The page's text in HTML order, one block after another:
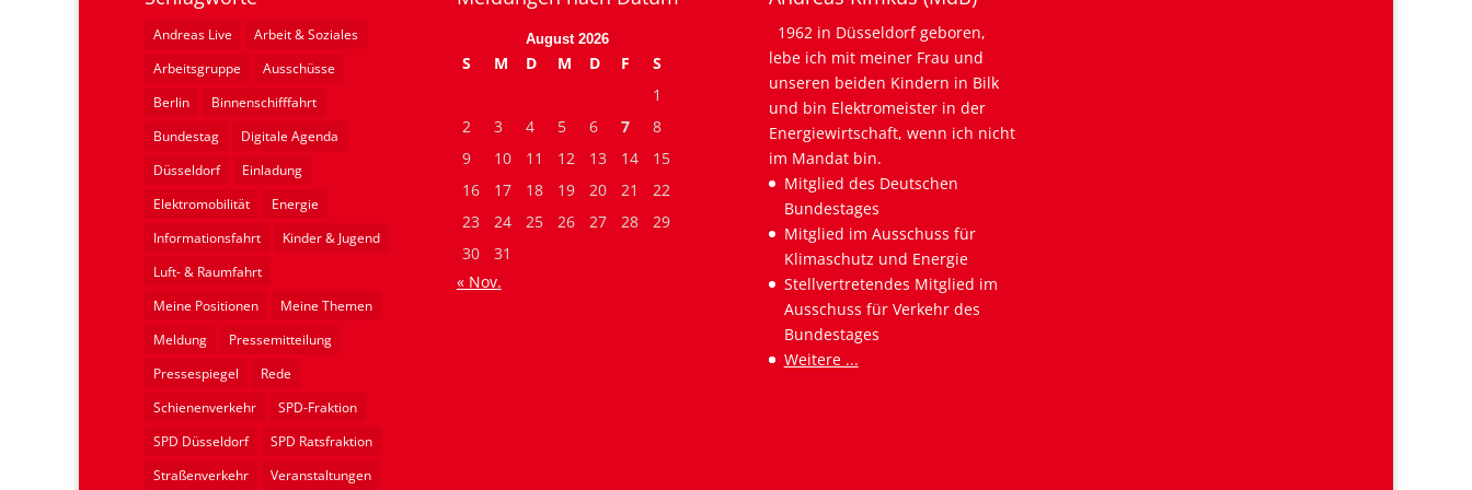
Andreas Live
Arbeit & Soziales
Arbeitsgruppe
Ausschüsse
Berlin
Binnenschifffahrt
Bundestag
Digitale Agenda
Düsseldorf
Einladung
Elektromobilität
Energie
Informationsfahrt
Kinder & Jugend
Luft- & Raumfahrt
Meine Positionen
Meine Themen
Meldung
Pressemitteilung
Pressespiegel
Rede
Schienenverkehr
SPD-Fraktion
SPD Düsseldorf
SPD Ratsfraktion
Straßenverkehr
Veranstaltungen
August 2026
S M D M D F
S
1
2
3 4 5 6 7
8
9
10 11 12 13 14
15
16
17 18 19 20 21
22
23
24 25 26 27 28
29
30
31
« Nov.
1962 in Düsseldorf geboren,
lebe ich mit meiner Frau und
unseren beiden Kindern in Bilk
und bin Elektromeister in der
Energiewirtschaft, wenn ich nicht
im Mandat bin.
Mitglied des Deutschen
Bundestages
Mitglied im Ausschuss für
Klimaschutz und Energie
Stellvertretendes Mitglied im
Ausschuss für Verkehr des
Bundestages
Weitere ...